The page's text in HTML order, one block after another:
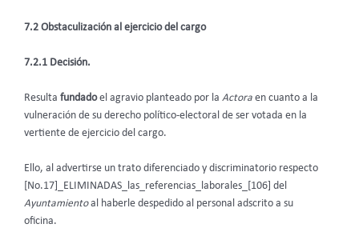
7.2 Obstaculización al ejercicio del cargo
7.2.1 Decisión.
Resulta fundadoel agravio planteado por la Actora en cuanto a la
vulneración de su derecho político-electoral de ser votada en la
vertiente de ejercicio del cargo.
Ello, al advertirse un trato diferenciado y discriminatorio respecto
[No.17]_ELIMINADAS_las_referencias_laborales_[106] del
Ayuntamientoal haberle despedido al personal adscrito a su
oficina.